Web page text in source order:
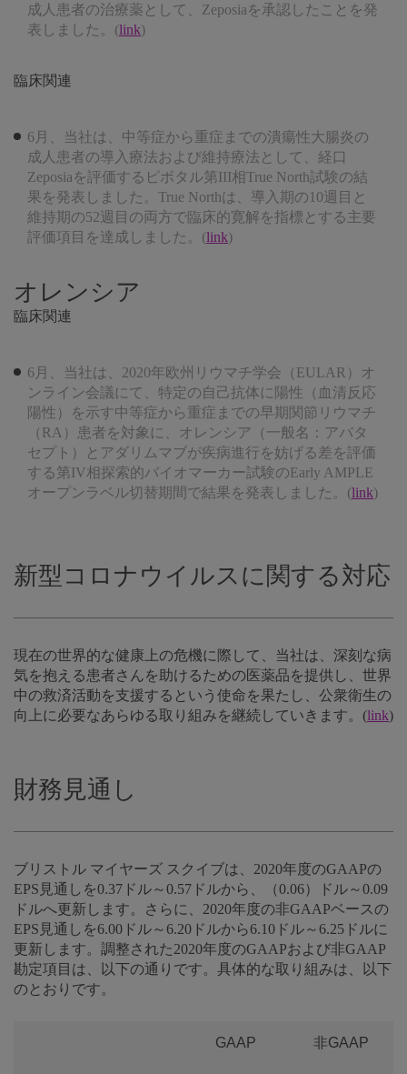
成人患者の治療薬として、Zeposiaを承認したことを発
表しました。(link)
臨床関連
6月、当社は、中等症から重症までの潰瘍性大腸炎の
成人患者の導入療法および維持療法として、経口
Zeposiaを評価するピボタル第III相True North試験の結
果を発表しました。True Northは、導入期の10週目と
維持期の52週目の両方で臨床的寛解を指標とする主要
評価項目を達成しました。(link)
オレンシア
臨床関連
6月、当社は、2020年欧州リウマチ学会（EULAR）オ
ンライン会議にて、特定の自己抗体に陽性（血清反応
陽性）を示す中等症から重症までの早期関節リウマチ
（RA）患者を対象に、オレンシア（一般名：アバタ
セプト）とアダリムマブが疾病進行を妨げる差を評価
する第IV相探索的バイオマーカー試験のEarly AMPLE
オープンラベル切替期間で結果を発表しました。(link)
新型コロナウイルスに関する対応
現在の世界的な健康上の危機に際して、当社は、深刻な病
気を抱える患者さんを助けるための医薬品を提供し、世界
中の救済活動を支援するという使命を果たし、公衆衛生の
向上に必要なあらゆる取り組みを継続していきます。(link)
財務見通し
ブリストル マイヤーズ スクイブは、2020年度のGAAPの
EPS見通しを0.37ドル～0.57ドルから、（0.06）ドル～0.09
ドルへ更新します。さらに、2020年度の非GAAPベースの
EPS見通しを6.00ドル～6.20ドルから6.10ドル～6.25ドルに
更新します。調整された2020年度のGAAPおよび非GAAP
勘定項目は、以下の通りです。具体的な取り組みは、以下
のとおりです。
GAAP 非GAAP